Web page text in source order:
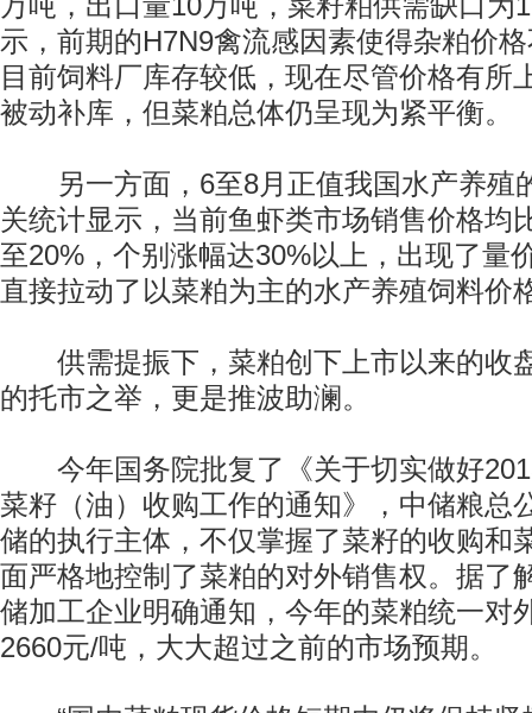
示，前期的H7N9禽流感因素使得杂粕价
目前饲料厂库存较低，现在尽管价格有所
被动补库，但菜粕总体仍呈现为紧平衡。
另一方面，6至8月正值我国水产养殖
关统计显示，当前鱼虾类市场销售价格均
至20%，个别涨幅达30%以上，出现了量
直接拉动了以菜粕为主的水产养殖饲料价
供需提振下，菜粕创下上市以来的收
的托市之举，更是推波助澜。
今年国务院批复了《关于切实做好
菜籽（油）收购工作的通知》，中储粮总
储的执行主体，不仅掌握了菜籽的收购和
面严格地控制了菜粕的对外销售权。据了
储加工企业明确通知，今年的菜粕统一对
2660元/吨，大大超过之前的市场预期。